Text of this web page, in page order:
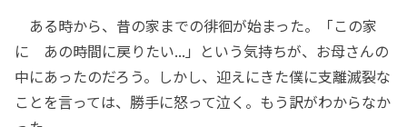
ある時から、昔の家までの徘徊が始まった。「この家
に あの時間に戻りたい...」という気持ちが、お母さんの
中にあったのだろう。しかし、迎えにきた僕に支離滅裂な
ことを言っては、勝手に怒って泣く。もう訳がわからなか